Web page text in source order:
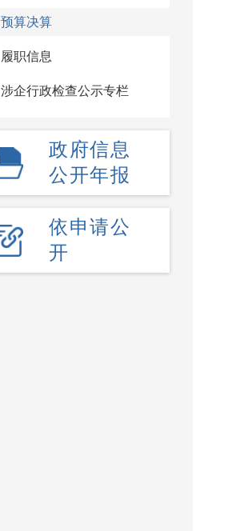
预算决算
履职信息
涉企行政检查公示专栏
政府信息
公开年报
依申请公
开